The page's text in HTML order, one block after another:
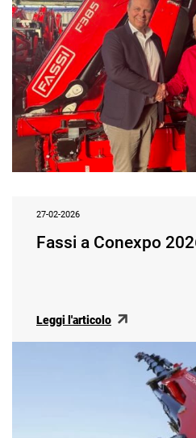
27-02-2026
Fassi a Conexpo
Leggi l'articolo